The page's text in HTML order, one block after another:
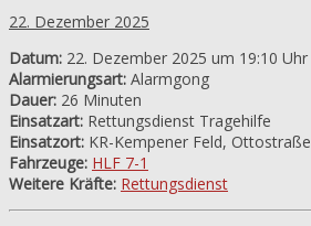
22. Dezember 2025
Datum: 22. Dezember 2025 um 19:10 Uhr
Alarmierungsart: Alarmgong
Dauer: 26 Minuten
Einsatzart: Rettungsdienst Tragehilfe
Einsatzort: KR-Kempener Feld, Ottostraße
Fahrzeuge: HLF 7-1
Weitere Kräfte: Rettungsdienst